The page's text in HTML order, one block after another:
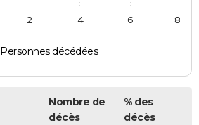
Personnes décédées
2 4 6 8
Nombre de
décès
% des
décès